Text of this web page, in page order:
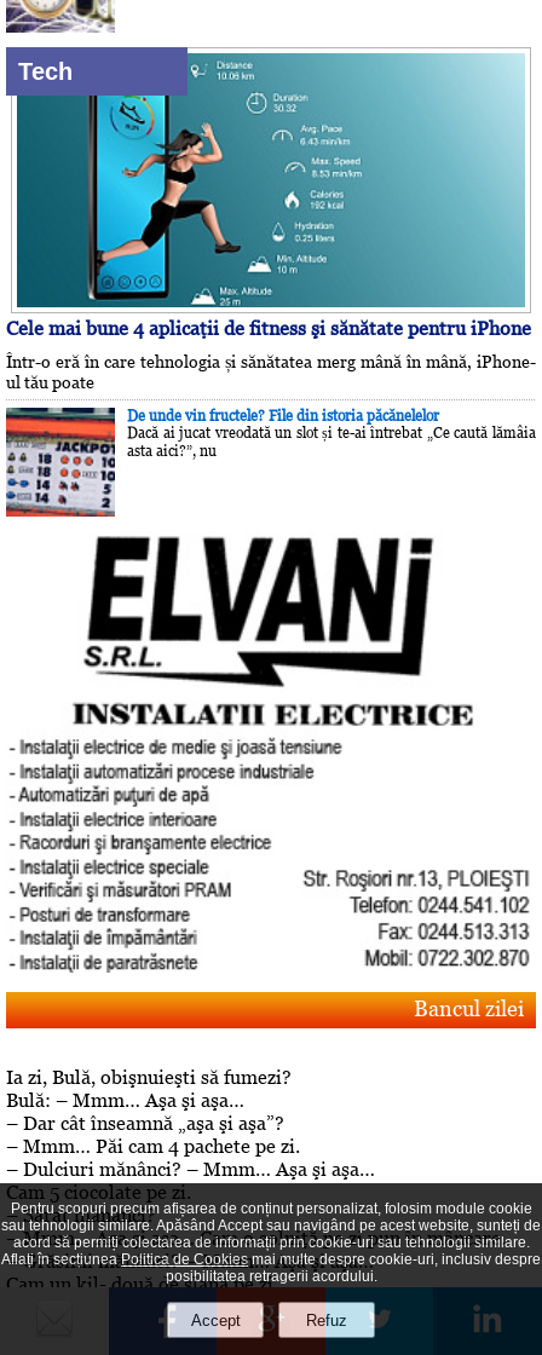
Tech
Cele mai bune 4 aplicaţii de fitness şi sănătate pentru iPhone
Într-o eră în care tehnologia și sănătatea merg mână în mână, iPhone-
ul tău poate
De unde vin fructele? File din istoria păcănelelor
Dacă ai jucat vreodată un slot și te-ai întrebat „Ce caută lămâia
asta aici?”, nu
Bancul zilei
Ia zi, Bulă, obişnuieşti să fumezi?
Bulă: – Mmm… Aşa şi aşa…
– Dar cât înseamnă „aşa şi aşa”?
– Mmm… Păi cam 4 pachete pe zi.
– Dulciuri mănânci? – Mmm… Aşa şi aşa…
Cam 5 ciocolate pe zi.
– Sărat mănânci?
– Mmm… Aşa şi aşa… Cam o solniţă pe zi pun în mâncare.
– Grăsimi mănânci? – Mmm… Aşa şi aşa…
Cam un kil- două de slană pe zi…
– Mmm… Aşa şi aşa… Pe zi… Cam câte o omletă de 4 ouă şi
Pentru scopuri precum afișarea de conținut personalizat, folosim module cookie
sau tehnologii similare. Apăsând Accept sau navigând pe acest website, sunteți de
acord să permiți colectarea de informații prin cookie-uri sau tehnologii similare.
Aflați în secțiuneaPolitica de Cookiesmai multe despre cookie-uri, inclusiv despre
posibilitatea retragerii acordului.